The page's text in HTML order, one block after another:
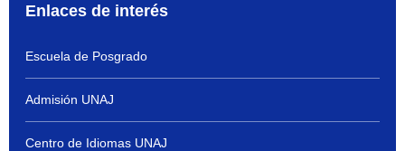
Enlaces de interés
Escuela de Posgrado
Admisión UNAJ
Centro de Idiomas UNAJ